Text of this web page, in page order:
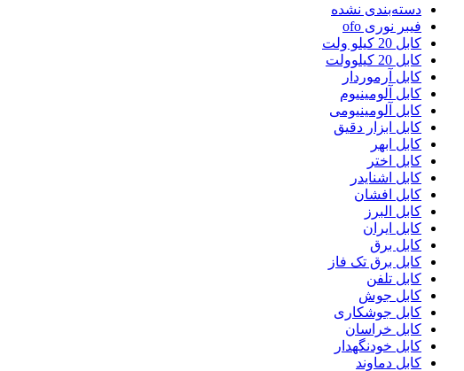
دسته‌بندی نشده
فیبر نوری ofo
کابل 20 کیلو ولت
کابل 20 کیلوولت
کابل آرموردار
کابل آلومینیوم
کابل آلومینیومی
کابل ابزار دقیق
کابل ابهر
کابل اختر
کابل اشنایدر
کابل افشان
کابل البرز
کابل ایران
کابل برق
کابل برق تک فاز
کابل تلفن
کابل جوش
کابل جوشکاری
کابل خراسان
کابل خودنگهدار
کابل دماوند